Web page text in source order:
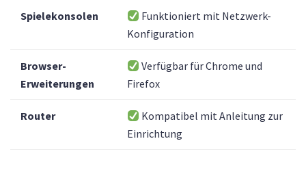
Spielekonsolen
Funktioniert mit Netzwerk-
Konfiguration
Browser-
Erweiterungen
Verfügbar für Chrome und
Firefox
Router
Kompatibel mit Anleitung zur
Einrichtung